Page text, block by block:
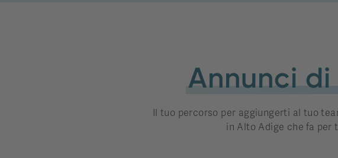
Annunci
Il tuo percorso per aggiungerti al tuo
in Alto Adige che fa per